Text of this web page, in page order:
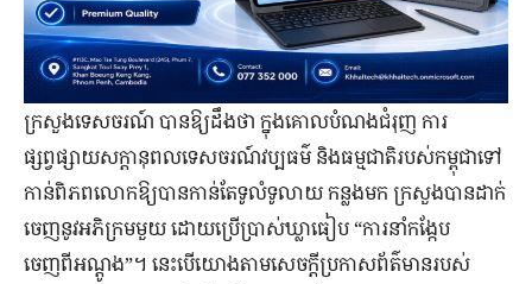
ក្រសួងទេសចរណ៍ បានឱ្យដឹងថា ក្នុងគោលបំណងជំរុញ ការ
ផ្សព្វផ្សាយសក្តានុពលទេសចរណ៍វប្បធម៌ និងធម្មជាតិរបស់កម្ពុជាទៅ
កាន់ពិភពលោកឱ្យបានកាន់តែទូលំទូលាយ កន្លងមក ក្រសួងបានដាក់
ចេញនូវអភិក្រមមួយ ដោយប្រើប្រាស់ឃ្លាធៀប “ការនាំកង្កែប
ចេញពីអណ្តូង”។ នេះបើយោងតាមសេចក្តីប្រកាសព័ត៌មានរបស់